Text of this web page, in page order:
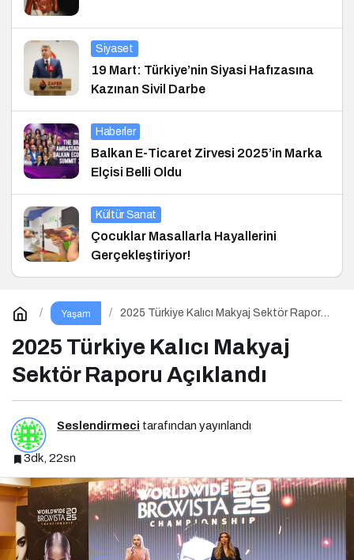
Siyaset
19 Mart: Türkiye’nin Siyasi Hafızasına
Kazınan Sivil Darbe
Haberler
Balkan E-Ticaret Zirvesi 2025’in Marka
Elçisi Belli Oldu
Kültür Sanat
Çocuklar Masallarla Hayallerini
Gerçekleştiriyor!
Yaşam
2025 Türkiye Kalıcı Makyaj Sektör Raporu
2025 Türkiye Kalıcı Makyaj
Sektör Raporu Açıklandı
Seslendirmeci tarafından yayınlandı
3dk, 22sn